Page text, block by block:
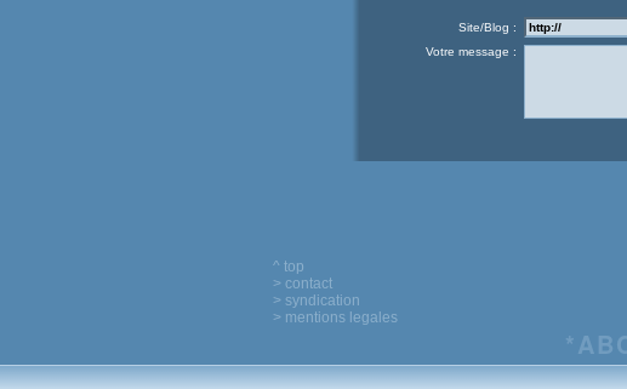
Site/Blog :
Votre message :
^ top
> contact
> syndication
> mentions legales
*AB